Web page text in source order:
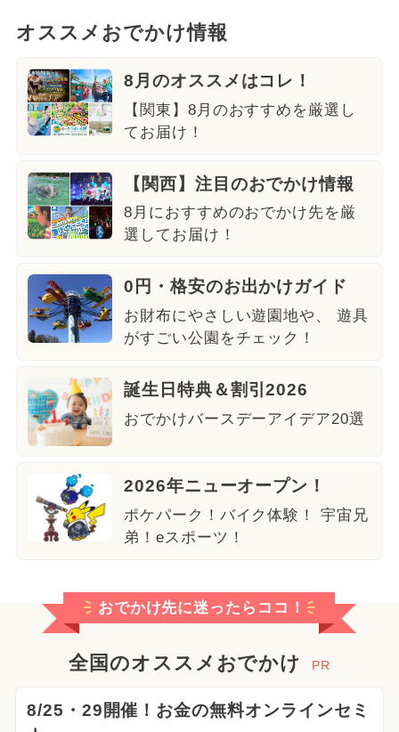
オススメおでかけ情報
8月のオススメはコレ！
【関東】8月のおすすめを厳選し
てお届け！
【関西】注目のおでかけ情報
8月におすすめのおでかけ先を厳
選してお届け！
0円・格安のお出かけガイド
お財布にやさしい遊園地や、 遊具
がすごい公園をチェック！
誕生日特典＆割引2026
おでかけバースデーアイデア20選
2026年ニューオープン！
ポケパーク！バイク体験！ 宇宙兄
弟！eスポーツ！
おでかけ先に迷ったらココ！
全国のオススメおでかけ PR
8/25・29開催！お金の無料オンラインセミ